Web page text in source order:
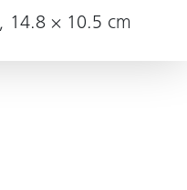
14.8 × 10.5 cm